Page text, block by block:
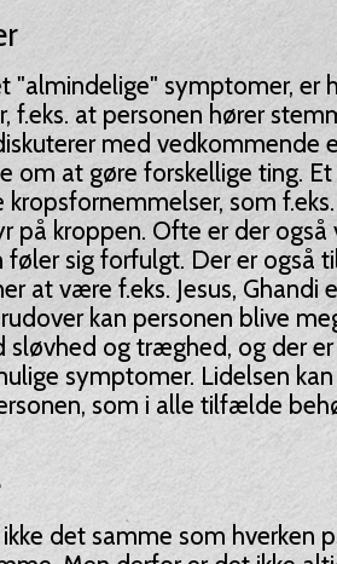
"almindelige" symptomer, er
f.eks. at personen hører
med vedkommende
om at gøre forskellige ting.
som
på kroppen. Ofte er der også
føler sig forfulgt. Der er også
at være f.eks. Jesus, Ghandi
kan personen blive
sløvhed og træghed, og der
symptomer. Lidelsen
som i alle tilfælde
det samme som hverken